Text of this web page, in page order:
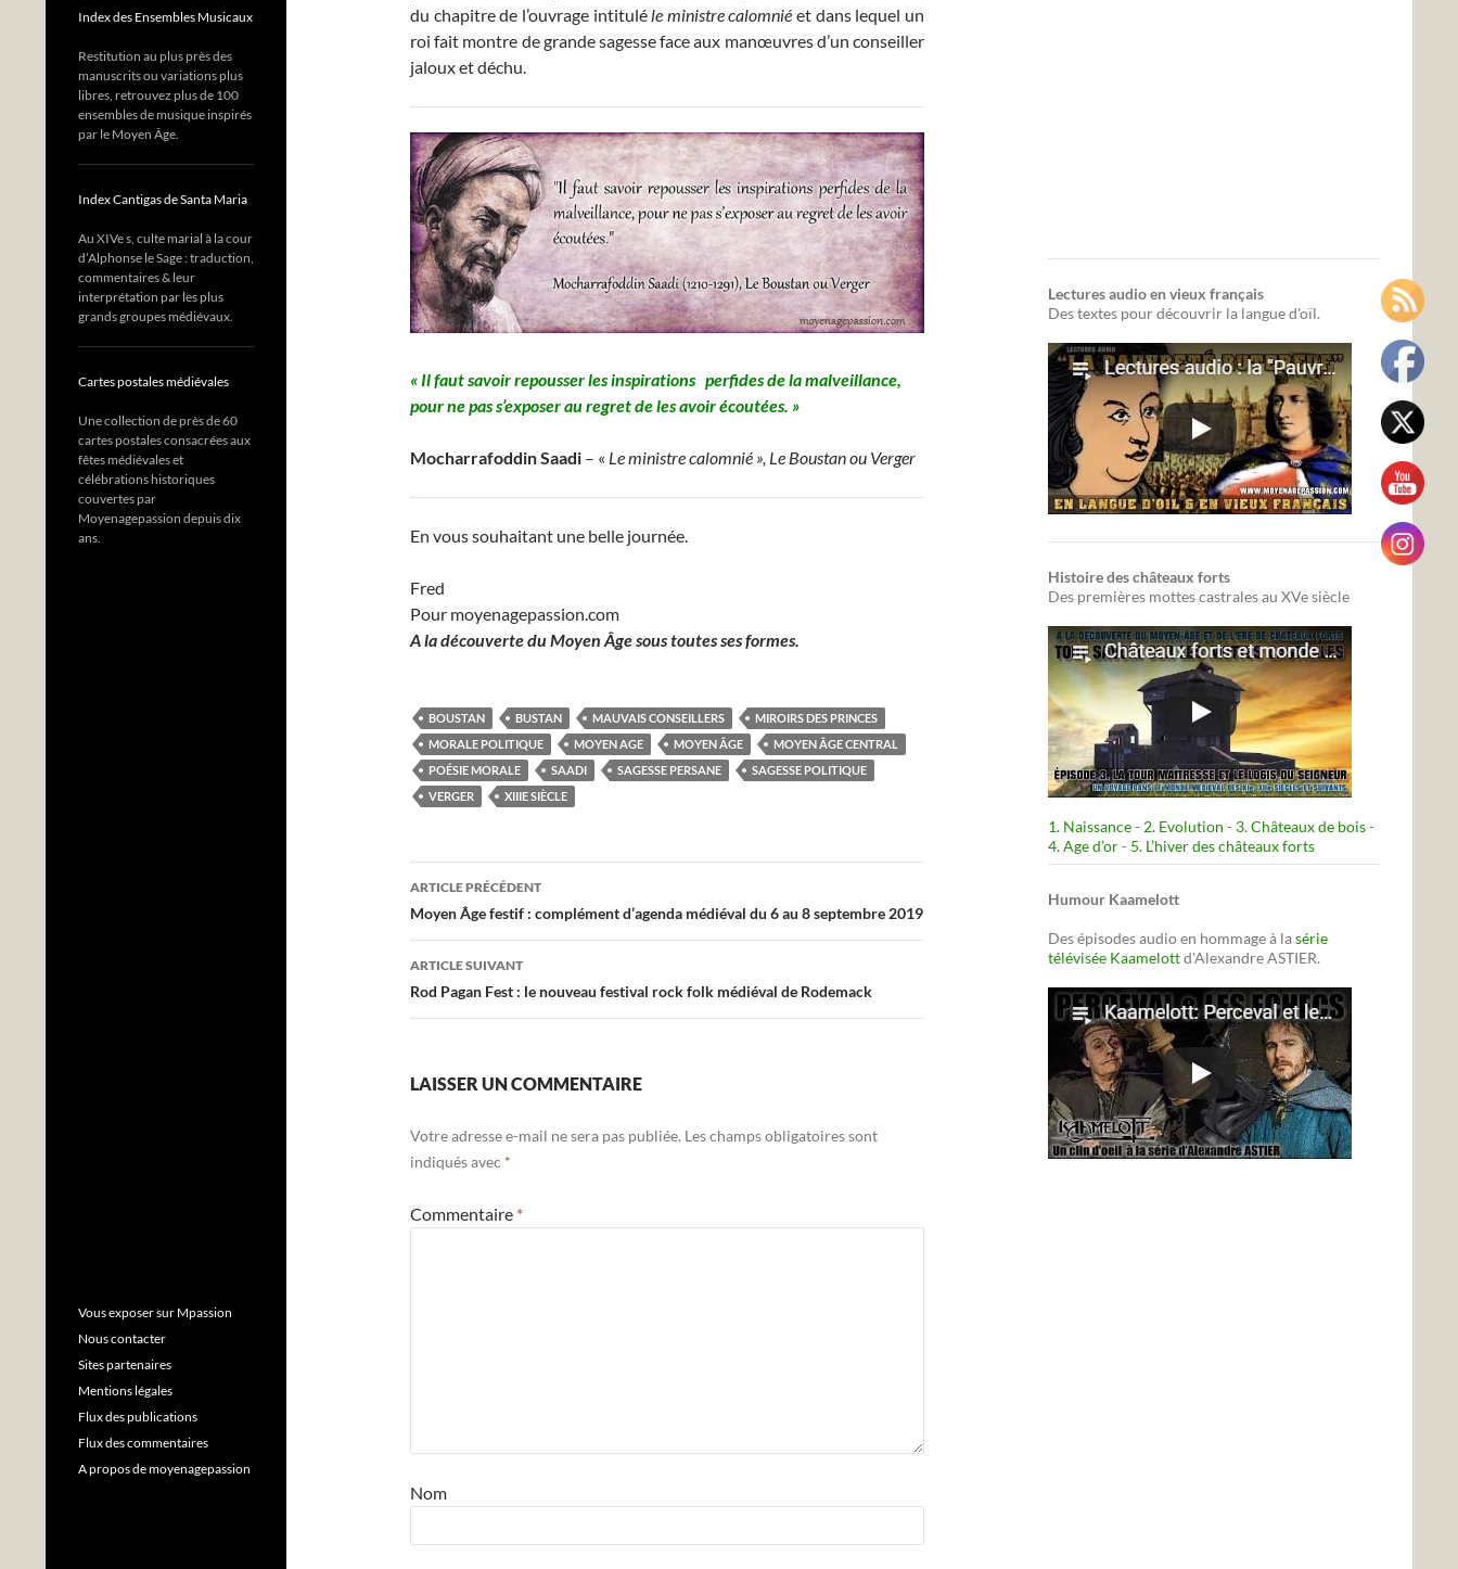
du chapitre de l’ouvrage intitulé le ministre calomnié et dans lequel un
roi fait montre de grande sagesse face aux manœuvres d’un conseiller
jaloux et déchu.
« Il faut savoir repousser les inspirations perfides de la malveillance,
pour ne pas s’exposer au regret de les avoir écoutées. »
Mocharrafoddin Saadi – « Le ministre calomnié », Le Boustan ou Verger
En vous souhaitant une belle journée.
Fred
Pour moyenagepassion.com
A la découverte du Moyen Âge sous toutes ses formes.
BOUSTAN BUSTAN MAUVAIS CONSEILLERS
MIROIRS DES PRINCES
MORALE POLITIQUE
MOYEN AGE MOYEN ÂGE
MOYEN ÂGE CENTRAL
POÉSIE MORALE
SAADI SAGESSE PERSANE
SAGESSE POLITIQUE
VERGER
XIIIE SIÈCLE
Navigation
des
articles
ARTICLE PRÉCÉDENT
Moyen Âge festif : complément d’agenda médiéval du 6 au 8 septembre 2019
ARTICLE SUIVANT
Rod Pagan Fest : le nouveau festival rock folk médiéval de Rodemack
LAISSER UN COMMENTAIRE
Votre adresse e-mail ne sera pas publiée. Les champs obligatoires sont
indiqués avec *
Commentaire *
Nom
Lectures audio en vieux français
Des textes pour découvrir la langue d'oïl.
Histoire des châteaux forts
Des premières mottes castrales au XVe siècle
1. Naissance- 2. Evolution - 3. Châteaux de bois-
4. Age d’or- 5. L’hiver des châteaux forts
Humour Kaamelott
Des épisodes audio en hommage à lasérie
télévisée Kaamelottd'Alexandre ASTIER.
Index des Ensembles Musicaux
Restitution au plus près des
manuscrits ou variations plus
libres, retrouvez plus de 100
ensembles de musique inspirés
par le Moyen Âge.
Index Cantigas de Santa Maria
Au XIVe s, culte marial à la cour
d’Alphonse le Sage : traduction,
commentaires & leur
interprétation par les plus
grands groupes médiévaux.
Cartes postales médiévales
Une collection de près de 60
cartes postales consacrées aux
fêtes médiévales et
célébrations historiques
couvertes par
Moyenagepassion depuis dix
ans.
Vous exposer sur Mpassion
Nous contacter
Sites partenaires
Mentions légales
Flux des publications
Flux des commentaires
A propos de moyenagepassion